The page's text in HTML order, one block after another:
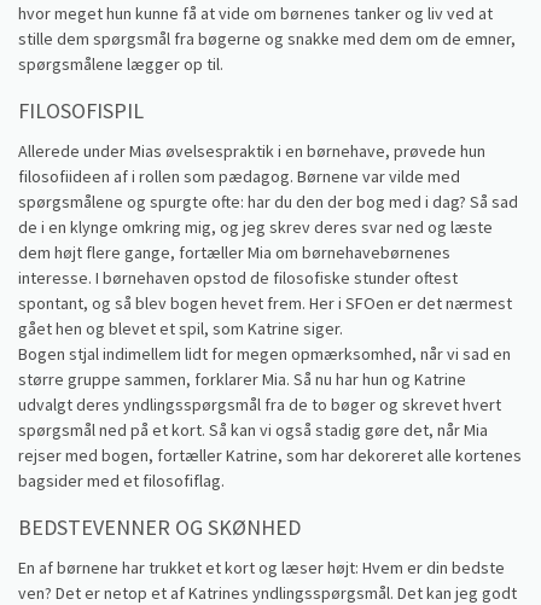
hvor meget hun kunne få at vide om børnenes tanker og liv ved at
stille dem spørgsmål fra bøgerne og snakke med dem om de emner,
spørgsmålene lægger op til.
FILOSOFISPIL
Allerede under Mias øvelsespraktik i en børnehave, prøvede hun
filosofiideen af i rollen som pædagog. Børnene var vilde med
spørgsmålene og spurgte ofte: har du den der bog med i dag? Så sad
de i en klynge omkring mig, og jeg skrev deres svar ned og læste
dem højt flere gange, fortæller Mia om børnehavebørnenes
interesse. I børnehaven opstod de filosofiske stunder oftest
spontant, og så blev bogen hevet frem. Her i SFOen er det nærmest
gået hen og blevet et spil, som Katrine siger.
Bogen stjal indimellem lidt for megen opmærksomhed, når vi sad en
større gruppe sammen, forklarer Mia. Så nu har hun og Katrine
udvalgt deres yndlingsspørgsmål fra de to bøger og skrevet hvert
spørgsmål ned på et kort. Så kan vi også stadig gøre det, når Mia
rejser med bogen, fortæller Katrine, som har dekoreret alle kortenes
bagsider med et filosofiflag.
BEDSTEVENNER OG SKØNHED
En af børnene har trukket et kort og læser højt: Hvem er din bedste
ven? Det er netop et af Katrines yndlingsspørgsmål. Det kan jeg godt